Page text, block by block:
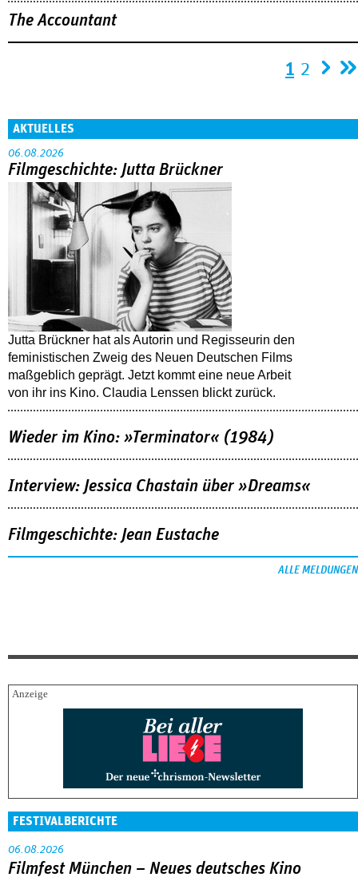
The Accountant
1 2
AKTUELLES
06.08.2026
Filmgeschichte: Jutta Brückner
Jutta Brückner hat als Autorin und Regisseurin den
feministischen Zweig des Neuen Deutschen Films
maßgeblich geprägt. Jetzt kommt eine neue Arbeit
von ihr ins Kino. Claudia Lenssen blickt zurück.
Wieder im Kino: »Terminator« (1984)
Interview: Jessica Chastain über »Dreams«
Filmgeschichte: Jean Eustache
ALLE MELDUNGEN
FESTIVALBERICHTE
06.08.2026
Filmfest München – Neues deutsches Kino